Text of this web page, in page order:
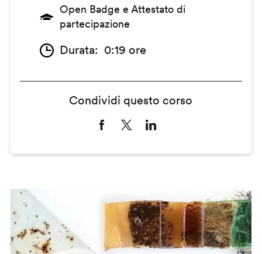
Open Badge e Attestato di
partecipazione
Durata 0:19 ore
Condividi questo corso